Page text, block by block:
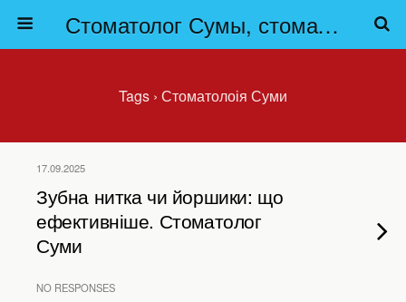
Стоматолог Сумы, стоматологические клиники Сумы, детская стоматология в Сумах. | Частная стоматология Сумы
Tags › Стоматолоія Суми
17.09.2025
Зубна нитка чи йоршики: що
ефективніше. Стоматолог
Суми
NO RESPONSES